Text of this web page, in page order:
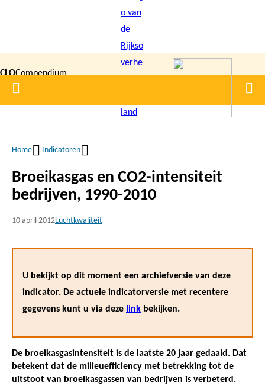
inhoud
gaan
CLOCompendium
voor de
Home
Kruimelpad
Home Indicatoren
Broeikasgas en CO2-intensiteit
bedrijven, 1990-2010
10 april 2012Luchtkwaliteit
U bekijkt op dit moment een archiefversie van deze
indicator. De actuele indicatorversie met recentere
gegevens kunt u via deze link bekijken.
De broeikasgasintensiteit is de laatste 20 jaar gedaald. Dat
betekent dat de milieuefficiency met betrekking tot de
uitstoot van broeikasgassen van bedrijven is verbeterd.